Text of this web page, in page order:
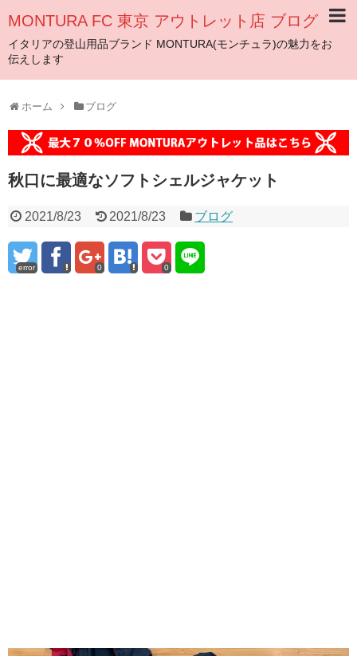
MONTURA FC 東京 アウトレット店 ブログ
イタリアの登山用品ブランド MONTURA(モンチュラ)の魅力をお
伝えします
ホーム ブログ
秋口に最適なソフトシェルジャケット
2021/8/23 2021/8/23 ブログ
error 0 0